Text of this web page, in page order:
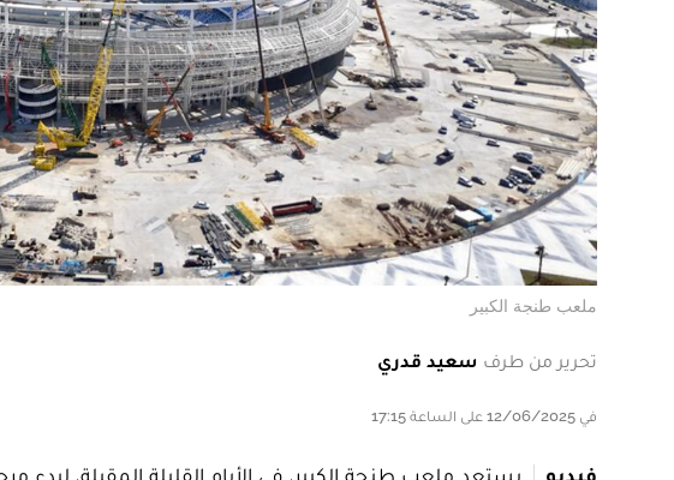
ملعب طنجة الكبير
تحرير من طرف سعيد قدري
في 12/06/2025 على الساعة 17:15
فيديو
يستعد ملعب طنجة الكبير، في الأيام القليلة المقبلة،